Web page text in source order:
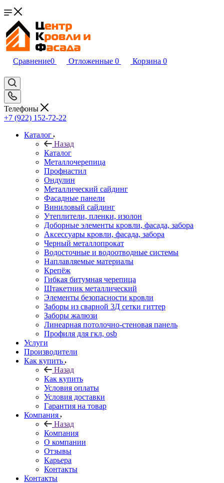
Сравнение0 Отложенные 0 Корзина 0
Телефоны
+7 (922) 152-72-22
Каталог
Назад
Каталог
Металлочерепица
Профнастил
Ондулин
Металлический сайдинг
Фасадные панели
Виниловый сайдинг
Утеплители, пленки, изолон
Доборные элементы кровли, фасада, забора
Аксессуары кровли, фасада, забора
Черный металлопрокат
Водосточные и водоотводные системы
Наплавляемые материалы
Крепёж
Гибкая битумная черепица
Штакетник металлический
Элементы безопасности кровли
Заборы из сварной 3Д сетки гиттер
Заборы жалюзи
Линеарная потолочно-стеновая панель
Профиля для гкл, osb
Услуги
Производители
Как купить
Назад
Как купить
Условия оплаты
Условия доставки
Гарантия на товар
Компания
Назад
Компания
О компании
Отзывы
Карьера
Контакты
Контакты